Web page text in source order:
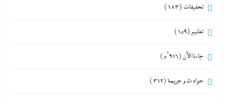
تحقيقات (183)
تعليم (159)
جاءنا الآن (5٬916)
حوادث و جريمة(312)